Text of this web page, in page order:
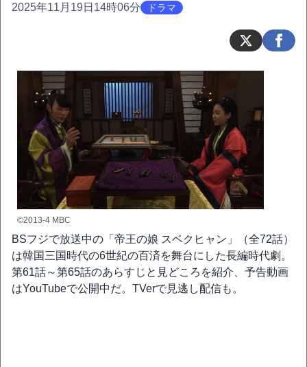
2025年11月19日14時06分 ドラマ
©2013-4 MBC
BSフジで放送中の「帝王の娘 スベクヒャン」（全72話）
は韓国三国時代の6世紀の百済を舞台にした長編時代劇。
第61話～第65話のあらすじと見どころを紹介、予告動画
はYouTubeで公開中だ。TVerで見逃し配信も。